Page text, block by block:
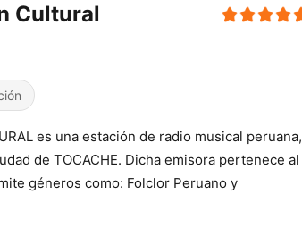
Cultural
es una estación de radio musical peruana,
de TOCACHE. Dicha emisora pertenece al
géneros como: Folclor Peruano y